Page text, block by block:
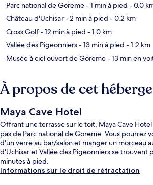
Parc national de Göreme- 1 min à pied - 0.0
Château d'Uchisar- 2 min à pied - 0.2 km
Cross Golf- 12 min à pied - 1.0 km
Vallée des Pigeonniers- 13 min à pied - 1.2 km
Musée à ciel ouvert de Göreme- 13 min en
À propos de cet
Maya Cave Hotel
Offrant une terrasse sur le toit, Maya Cave
pas de Parc national de Göreme. Vous pourrez
d'un verre au bar/salon et manger un morceau
d'Uchisar et Vallée des Pigeonniers se trouvent
minutes à pied.
Informations sur le droit de rétractation